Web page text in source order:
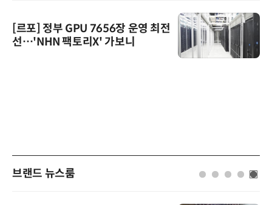
[르포] 정부 GPU 7656장 운영 최전
선…'NHN 팩토리X' 가보니
브랜드 뉴스룸